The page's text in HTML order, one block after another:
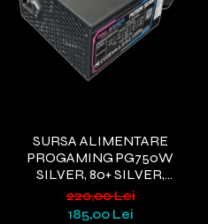
SURSA ALIMENTARE
PROGAMING PG750W
SILVER, 80+ SILVER,
ACTIVE PFC, ULTRA QUIET,
NEGRU
220,00 Lei
185,00 Lei